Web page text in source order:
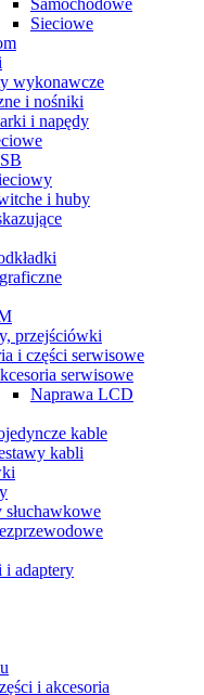
Samochodowe
Sieciowe
wykonawcze
i nośniki
i napędy
i huby
przejściówki
i części serwisowe
serwisowe
Naprawa LCD
kable
kabli
słuchawkowe
adaptery
i akcesoria